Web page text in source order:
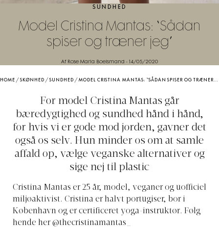
SUNDHED
Model Cristina Mantas: “Sådan
spiser og træner jeg”
Af Rose Maria Boelsmand - 14/05/2020
HOME /SKØNHED /SUNDHED /MODEL CRISTINA MANTAS: “SÅDAN SPISER OG TRÆNER JEG”
For model Cristina Mantas går
bæredygtighed og sundhed hånd i hånd,
for hvis vi er gode mod jorden, gavner det
også os selv. Hun minder os om at samle
affald op, vælge veganske alternativer og
sige nej til plastic
Cristina Mantas er 25 år, model, veganer og uofficiel
miljøaktivist. Cristina er halvt portugiser, bor i
København og er certificeret yoga-instruktør. Følg
hende her @thecristinamantas_